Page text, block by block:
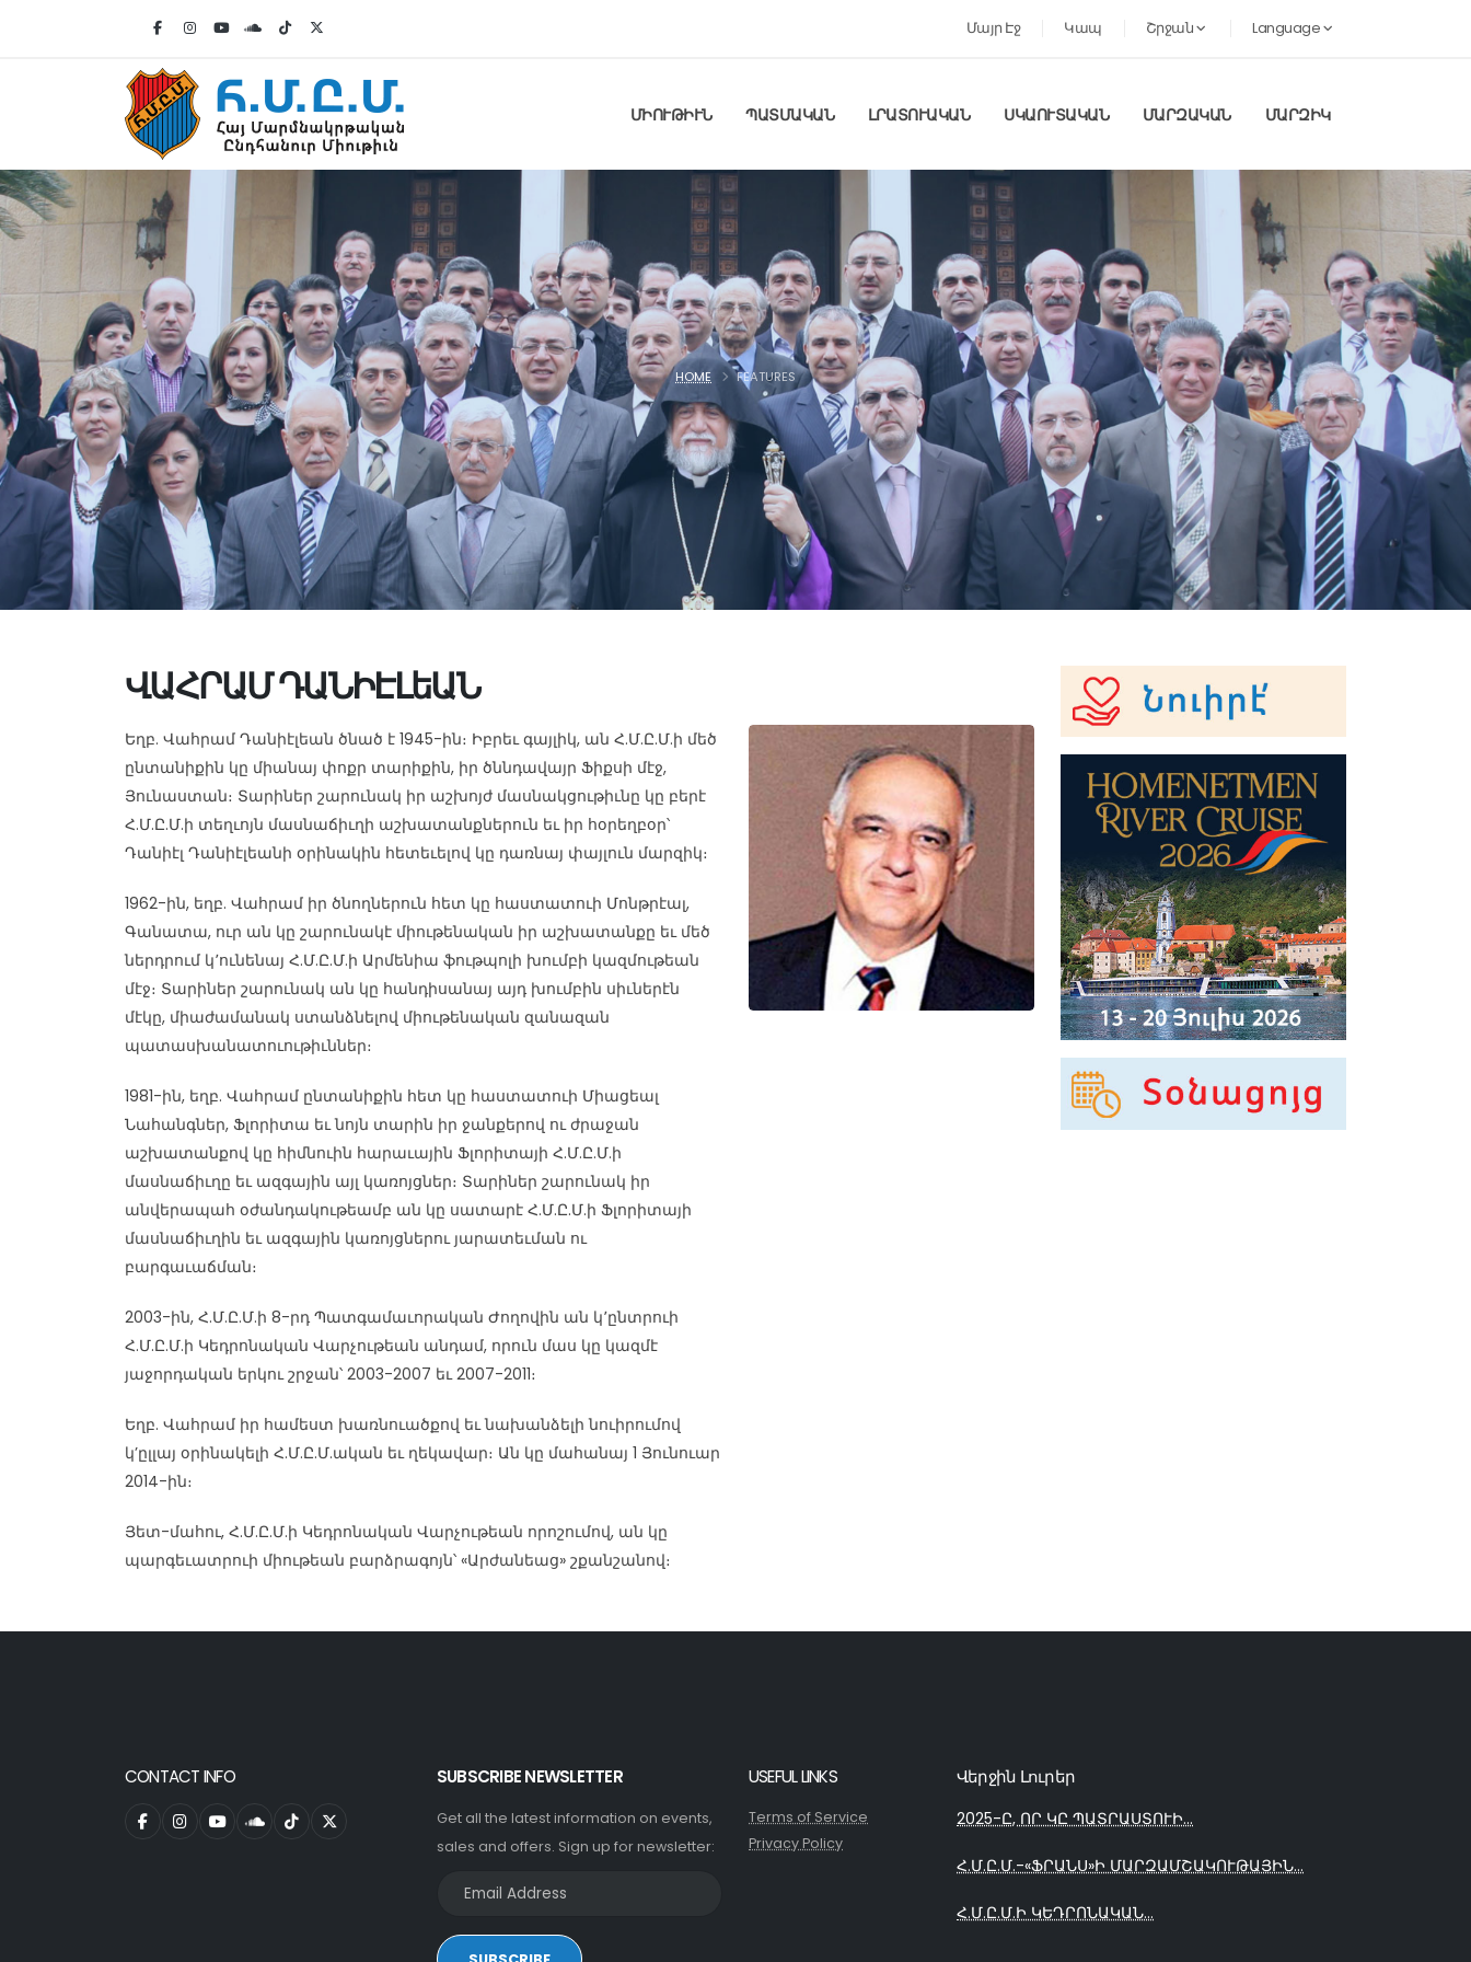
Մայր Էջ Կապ Շրջան Language
ՄԻՈՒԹԻՒՆ ՊԱՏՄԱԿԱՆ ԼՐԱՏՈՒԱԿԱՆ ՍԿԱՈՒՏԱԿԱՆ ՄԱՐԶԱԿԱՆ ՄԱՐԶԻԿ
HOME FEATURES
ՎԱՀՐԱՄ ԴԱՆԻԷԼեԱՆ
Եղբ. Վահրամ Դանիէլեան ծնած է 1945-ին։ Իբրեւ գայլիկ, ան Հ.Մ.Ը.Մ.ի մեծ
ընտանիքին կը միանայ փոքր տարիքին, իր ծննդավայր Ֆիքսի մէջ,
Յունաստան։ Տարիներ շարունակ իր աշխոյժ մասնակցութիւնը կը բերէ
Հ.Մ.Ը.Մ.ի տեղւոյն մասնաճիւղի աշխատանքներուն եւ իր հօրեղբօր՝
Դանիէլ Դանիէլեանի օրինակին հետեւելով կը դառնայ փայլուն մարզիկ։
1962-ին, եղբ. Վահրամ իր ծնողներուն հետ կը հաստատուի Մոնթրէալ,
Գանատա, ուր ան կը շարունակէ միութենական իր աշխատանքը եւ մեծ
ներդրում կ՚ունենայ Հ.Մ.Ը.Մ.ի Արմենիա ֆութպոլի խումբի կազմութեան
մէջ։ Տարիներ շարունակ ան կը հանդիսանայ այդ խումբին սիւներէն
մէկը, միաժամանակ ստանձնելով միութենական զանազան
պատասխանատուութիւններ։
1981-ին, եղբ. Վահրամ ընտանիքին հետ կը հաստատուի Միացեալ
Նահանգներ, Ֆլորիտա եւ նոյն տարին իր ջանքերով ու ժրաջան
աշխատանքով կը հիմնուին հարաւային Ֆլորիտայի Հ.Մ.Ը.Մ.ի
մասնաճիւղը եւ ազգային այլ կառոյցներ։ Տարիներ շարունակ իր
անվերապահ օժանդակութեամբ ան կը սատարէ Հ.Մ.Ը.Մ.ի Ֆլորիտայի
մասնաճիւղին եւ ազգային կառոյցներու յարատեւման ու
բարգաւաճման։
2003-ին, Հ.Մ.Ը.Մ.ի 8-րդ Պատգամաւորական Ժողովին ան կ՚ընտրուի
Հ.Մ.Ը.Մ.ի Կեդրոնական Վարչութեան անդամ, որուն մաս կը կազմէ
յաջորդական երկու շրջան՝ 2003-2007 եւ 2007-2011։
Եղբ. Վահրամ իր համեստ խառնուածքով եւ նախանձելի նուիրումով
կ’ըլլայ օրինակելի Հ.Մ.Ը.Մ.ական եւ ղեկավար։ Ան կը մահանայ 1 Յունուար
2014-ին։
Յետ-մահու, Հ.Մ.Ը.Մ.ի Կեդրոնական Վարչութեան որոշումով, ան կը
պարգեւատրուի միութեան բարձրագոյն՝ «Արժանեաց» շքանշանով։
CONTACT INFO SUBSCRIBE NEWSLETTER
Get all the latest information on events,
sales and offers. Sign up for newsletter:
USEFUL LINKS
Terms of Service
Privacy Policy
Վերջին Լուրեր
2025-Ը, ՈՐ ԿԸ ՊԱՏՐԱՍՏՈՒԻ...
Հ.Մ.Ը.Մ.-«ՖՐԱՆՍ»Ի ՄԱՐԶԱՄՇԱԿՈՒԹԱՅԻՆ...
Հ.Մ.Ը.Մ.Ի ԿԵԴՐՈՆԱԿԱՆ...